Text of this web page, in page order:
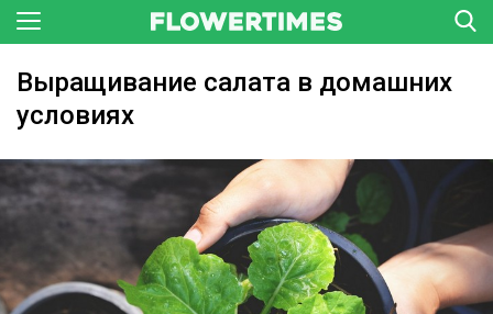
Выращивание салата в домашних
условиях